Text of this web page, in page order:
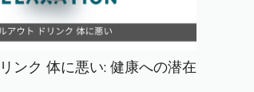
ンク 体に悪い: 健康への潜在